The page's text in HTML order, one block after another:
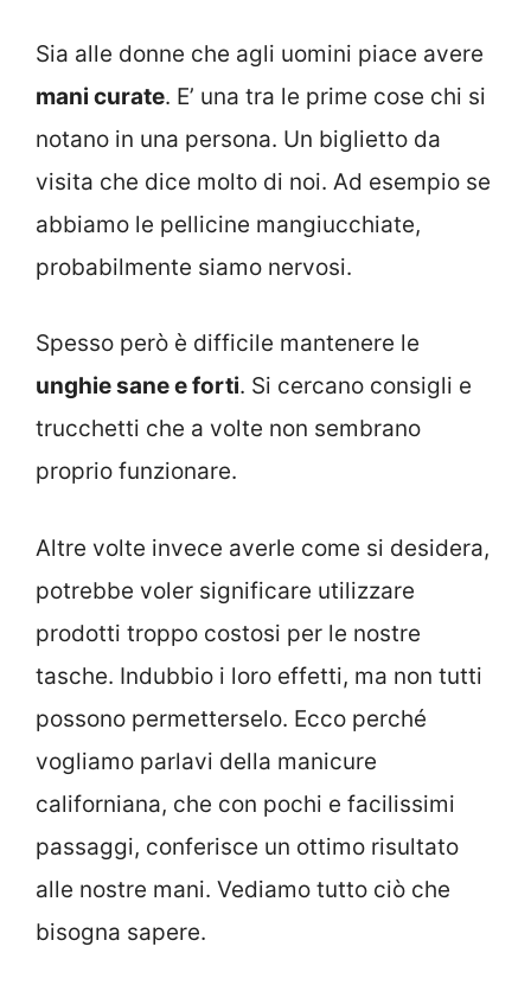
Sia alle donne che agli uomini piace avere
mani curate. E’ una tra le prime cose chi si
notano in una persona. Un biglietto da
visita che dice molto di noi. Ad esempio se
abbiamo le pellicine mangiucchiate,
probabilmente siamo nervosi.
Spesso però è difficile mantenere le
unghie sane e forti. Si cercano consigli e
trucchetti che a volte non sembrano
proprio funzionare.
Altre volte invece averle come si desidera,
potrebbe voler significare utilizzare
prodotti troppo costosi per le nostre
tasche. Indubbio i loro effetti, ma non tutti
possono permetterselo. Ecco perché
vogliamo parlavi della manicure
californiana, che con pochi e facilissimi
passaggi, conferisce un ottimo risultato
alle nostre mani. Vediamo tutto ciò che
bisogna sapere.